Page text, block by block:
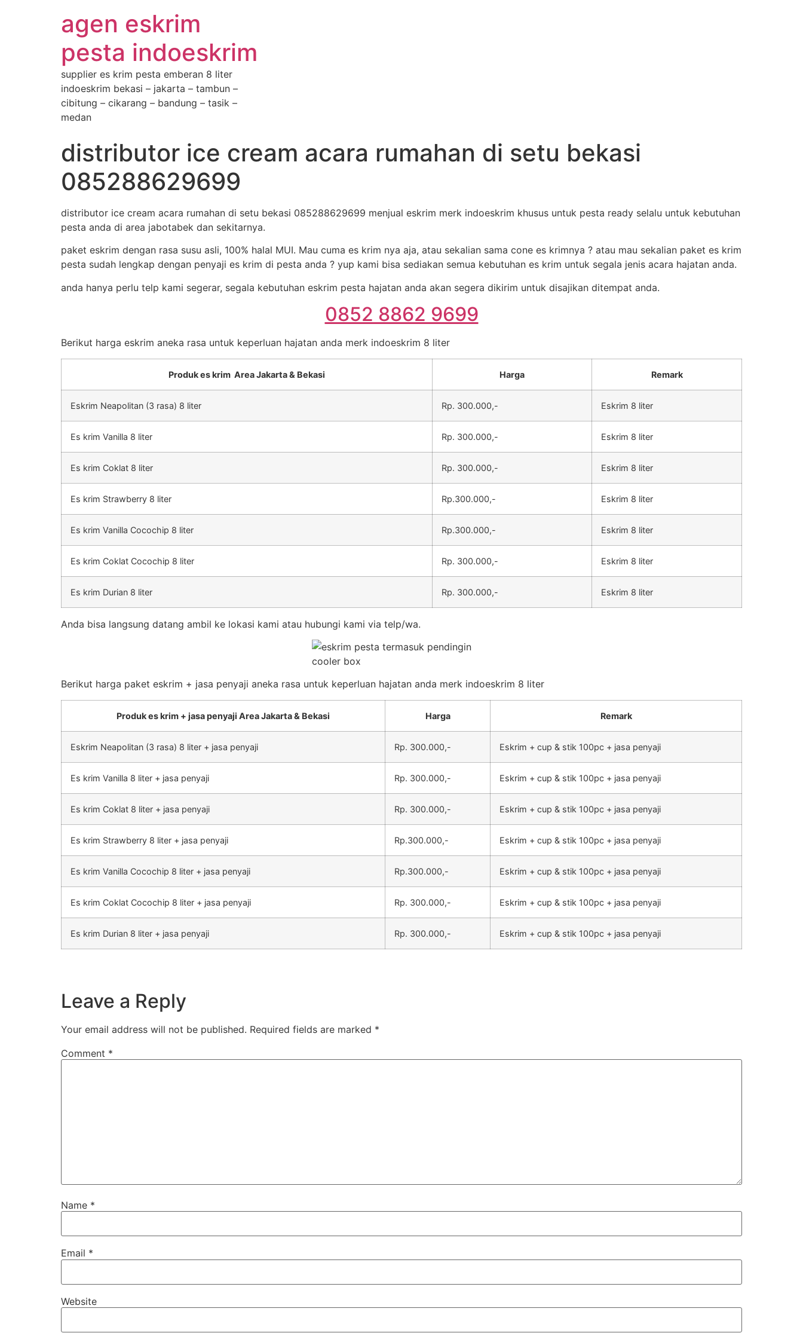
agen eskrim
pesta indoeskrim
supplier es krim pesta emberan 8 liter
indoeskrim bekasi – jakarta – tambun –
cibitung – cikarang – bandung – tasik –
medan
distributor ice cream acara rumahan di setu bekasi
085288629699
distributor ice cream acara rumahan di setu bekasi 085288629699 menjual eskrim merk indoeskrim khusus untuk pesta ready selalu untuk kebutuhan
pesta anda di area jabotabek dan sekitarnya.
paket eskrim dengan rasa susu asli, 100% halal MUI. Mau cuma es krim nya aja, atau sekalian sama cone es krimnya ? atau mau sekalian paket es krim
pesta sudah lengkap dengan penyaji es krim di pesta anda ? yup kami bisa sediakan semua kebutuhan es krim untuk segala jenis acara hajatan anda.
anda hanya perlu telp kami segerar, segala kebutuhan eskrim pesta hajatan anda akan segera dikirim untuk disajikan ditempat anda.
0852 8862 9699
Berikut harga eskrim aneka rasa untuk keperluan hajatan anda merk indoeskrim 8 liter
Produk es krim Area Jakarta & Bekasi Harga Remark
Eskrim Neapolitan (3 rasa) 8 liter Rp. 300.000,- Eskrim 8 liter
Es krim Vanilla 8 liter Rp. 300.000,- Eskrim 8 liter
Es krim Coklat 8 liter Rp. 300.000,- Eskrim 8 liter
Es krim Strawberry 8 liter Rp.300.000,- Eskrim 8 liter
Es krim Vanilla Cocochip 8 liter Rp.300.000,- Eskrim 8 liter
Es krim Coklat Cocochip 8 liter Rp. 300.000,- Eskrim 8 liter
Es krim Durian 8 liter Rp. 300.000,- Eskrim 8 liter
Anda bisa langsung datang ambil ke lokasi kami atau hubungi kami via telp/wa.
Berikut harga paket eskrim + jasa penyaji aneka rasa untuk keperluan hajatan anda merk indoeskrim 8 liter
Produk es krim + jasa penyaji Area Jakarta & Bekasi Harga Remark
Eskrim Neapolitan (3 rasa) 8 liter + jasa penyaji Rp. 300.000,- Eskrim + cup & stik 100pc + jasa penyaji
Es krim Vanilla 8 liter + jasa penyaji Rp. 300.000,- Eskrim + cup & stik 100pc + jasa penyaji
Es krim Coklat 8 liter + jasa penyaji Rp. 300.000,- Eskrim + cup & stik 100pc + jasa penyaji
Es krim Strawberry 8 liter + jasa penyaji Rp.300.000,- Eskrim + cup & stik 100pc + jasa penyaji
Es krim Vanilla Cocochip 8 liter + jasa penyaji Rp.300.000,- Eskrim + cup & stik 100pc + jasa penyaji
Es krim Coklat Cocochip 8 liter + jasa penyaji Rp. 300.000,- Eskrim + cup & stik 100pc + jasa penyaji
Es krim Durian 8 liter + jasa penyaji Rp. 300.000,- Eskrim + cup & stik 100pc + jasa penyaji
Leave a Reply
Your email address will not be published. Required fields are marked *
Comment *
Name *
Email *
Website